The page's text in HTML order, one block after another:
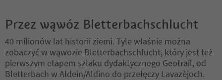
Przez wąwóz Bletterbachschlucht
40 milionów lat historii ziemi. Tyle właśnie można
zobaczyć w wąwozie Bletterbachschlucht, który jest też
pierwszym etapem szlaku dydaktycznego Geotrail, od
Bletterbach w Aldein/Aldino do przełęczy Lavazèjoch.